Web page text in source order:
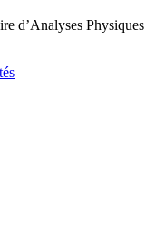
d’Analyses Physiques